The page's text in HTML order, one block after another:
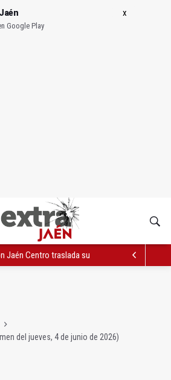
Google Play
Jaén Centro traslada su preocupación a
del jueves, 4 de junio de 2026)